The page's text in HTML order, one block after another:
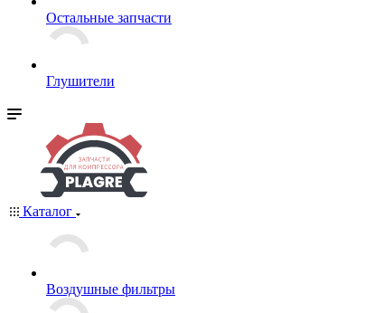
Остальные запчасти
Глушители
Каталог
Воздушные фильтры